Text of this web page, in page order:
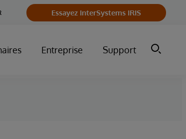
Essayez InterSystems IRIS
Entreprise Support